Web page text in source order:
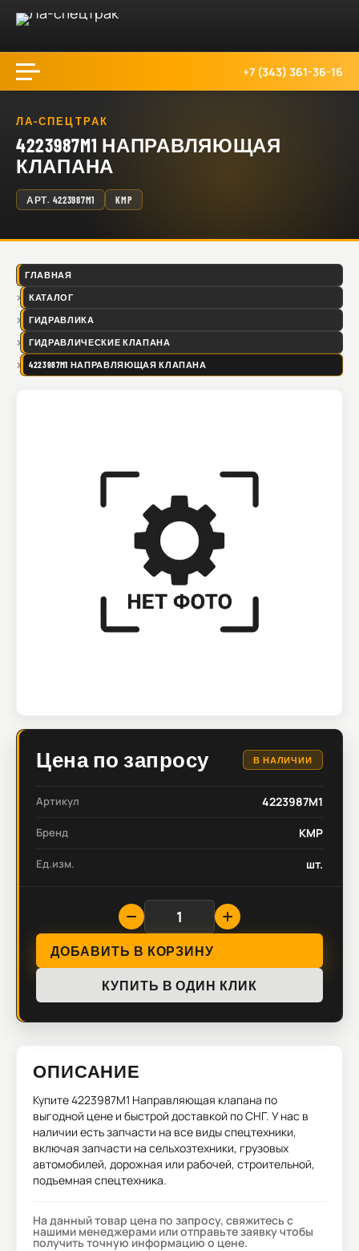
+7 (343) 361-36-16
ЛА-СПЕЦТРАК
4223987M1 НАПРАВЛЯЮЩАЯ
КЛАПАНА
АРТ. 4223987M1 KMP
ГЛАВНАЯ
КАТАЛОГ
ГИДРАВЛИКА
ГИДРАВЛИЧЕСКИЕ КЛАПАНА
4223987M1 НАПРАВЛЯЮЩАЯ КЛАПАНА
Цена по запросу В НАЛИЧИИ
Артикул 4223987M1
Бренд KMP
Ед.изм. шт.
ДОБАВИТЬ В КОРЗИНУ
КУПИТЬ В ОДИН КЛИК
ОПИСАНИЕ
Купите4223987M1 Направляющая клапана по
выгодной цене и быстрой доставкой по СНГ. У нас в
наличии есть запчасти на все виды спецтехники,
включая запчасти на сельхозтехники, грузовых
автомобилей, дорожная или рабочей, строительной,
подъемная спецтехника.
На данный товар цена по запросу, свяжитесь с
нашими менеджерами или отправьте заявку чтобы
получить точную информацию о цене.